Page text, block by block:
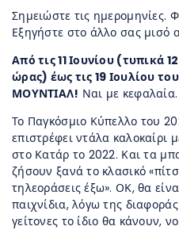
Σημειώστε τις ημερομηνίες.
Εξηγήστε στο άλλο σας μισό
Από τις 11 Ιουνίου (τυπικά
ώρας) έως τις 19 Ιουλίου
ΜΟΥΝΤΙΑΛ! Ναι με κεφαλαία.
Το Παγκόσμιο Κύπελλο του
επιστρέφει ντάλα καλοκαίρι
στο Κατάρ το 2022. Και τα
ζήσουν ξανά το κλασικό
τηλεοράσεις έξω». ΟΚ, θα
παιχνίδια, λόγω της
γείτονες το ίδιο θα κάνουν,